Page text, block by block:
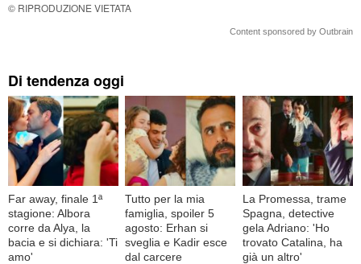
© RIPRODUZIONE VIETATA
Content sponsored by Outbrain
Di tendenza oggi
Far away, finale 1ª
stagione: Albora
corre da Alya, la
bacia e si dichiara: 'Ti
amo'
Tutto per la mia
famiglia, spoiler 5
agosto: Erhan si
sveglia e Kadir esce
dal carcere
La Promessa, trame
Spagna, detective
gela Adriano: 'Ho
trovato Catalina, ha
già un altro'